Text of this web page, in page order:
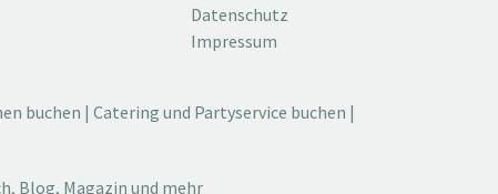
Datenschutz
Impressum
buchen | Catering und Partyservice buchen |
Blog, Magazin und mehr